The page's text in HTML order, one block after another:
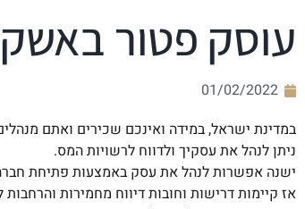
עוסק פטור
01/02/2022
במדינת ישראל, במידה ואינכם שכירים ואתם
ניתן לנהל את עסקיך ולדווח לרשויות המס.
ישנה אפשרות לנהל את עסק באמצעות פתיחת
אז קיימות דרישות וחובות דיווח מחמירות